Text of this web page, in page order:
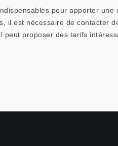
pour apporter
il est nécessaire de contacter
proposer des tarifs